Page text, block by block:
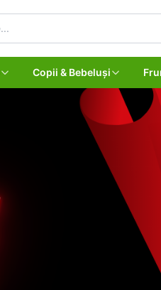
Copii & Bebeluși